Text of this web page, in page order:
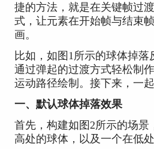
捷的方法，就是在关键帧过
式，让元素在开始帧与结束
画。
比如，如图1所示的球体掉
通过弹起的过渡方式轻松制
运动路径绘制。接下来，一
一、默认球体掉落效果
首先，构建如图2所示的场景
高处的球体，以及一个在低处